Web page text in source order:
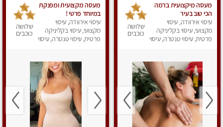
מעסה מיקצועית ברמה
הכי טוב בעיר
עיסוי אירוודה, עיסוי
מקצועי, עיסוי בקליניקה
פרטית, עיסוי טנטרה, עיסוי
שלושה
כוכבים
מעסה מקצועית ומפנקת
במיוחד פרטי !
עיסוי אירוודה, עיסוי
מקצועי, עיסוי בקליניקה
פרטית, עיסוי טנטרה, עיסוי
שלושה
כוכבים